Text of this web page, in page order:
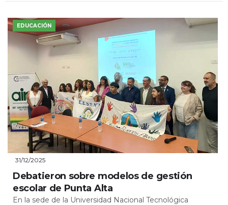
EDUCACIÓN
31/12/2025
Debatieron sobre modelos de gestión
escolar de Punta Alta
En la sede de la Universidad Nacional Tecnológica